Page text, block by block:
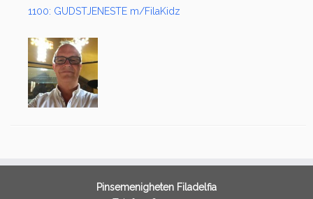
1100: GUDSTJENESTE m/FilaKidz
Pinsemenigheten Filadelfia